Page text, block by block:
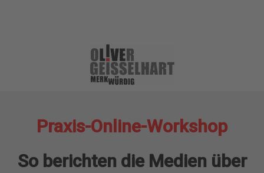
Praxis-Online-Workshop
So berichten die Medien über